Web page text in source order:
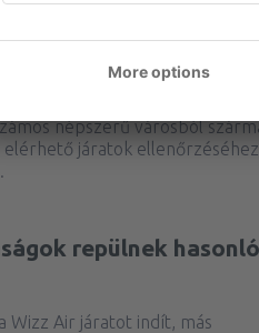
népszerű városból
járatok ellenőrzéséhez
repülnek hasonló
Wizz Air járatot indít, más